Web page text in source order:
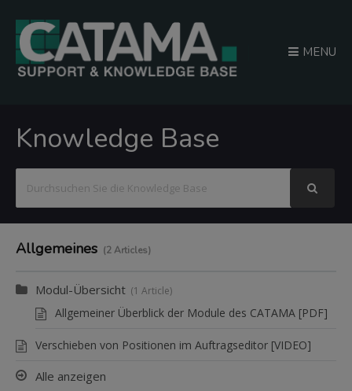
MENU
Knowledge Base
nach
Allgemeines 2 Articles
Modul-Übersicht 1 Article
Allgemeiner Überblick der Module des CATAMA [PDF]
Verschieben von Positionen im Auftragseditor [VIDEO]
Alle anzeigen